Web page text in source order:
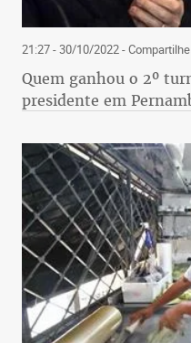
21:27 - 30/10/2022- Compartilhe
Quem ganhou o 2º
presidente em